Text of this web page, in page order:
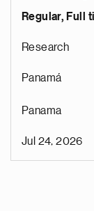
Regular, Full
Research
Panamá
Panama
Jul 24, 2026